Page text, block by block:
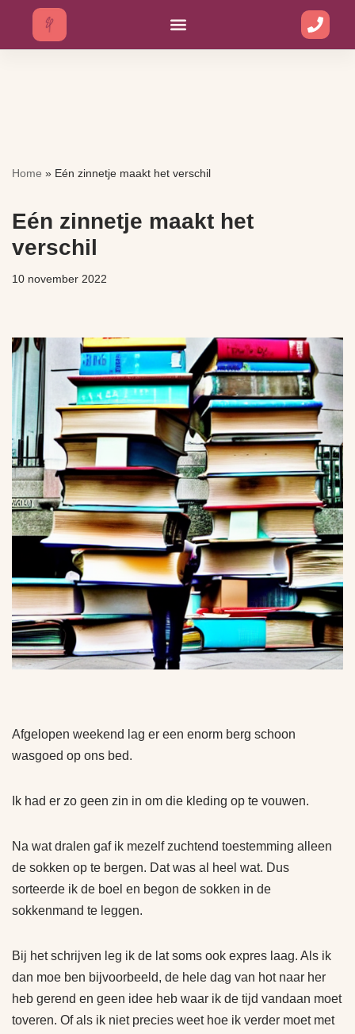
Home » Eén zinnetje maakt het verschil
Eén zinnetje maakt het
verschil
10 november 2022
Afgelopen weekend lag er een enorm berg schoon
wasgoed op ons bed.
Ik had er zo geen zin in om die kleding op te vouwen.
Na wat dralen gaf ik mezelf zuchtend toestemming alleen
de sokken op te bergen. Dat was al heel wat. Dus
sorteerde ik de boel en begon de sokken in de
sokkenmand te leggen.
Bij het schrijven leg ik de lat soms ook expres laag. Als ik
dan moe ben bijvoorbeeld, de hele dag van hot naar her
heb gerend en geen idee heb waar ik de tijd vandaan moet
toveren. Of als ik niet precies weet hoe ik verder moet met